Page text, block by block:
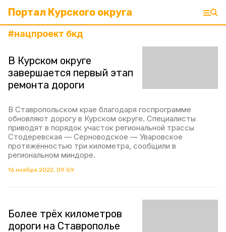
Портал Курского округа
#нацпроект бкд
В Курском округе
завершается первый этап
ремонта дороги
В Ставропольском крае благодаря госпрограмме
обновляют дорогу в Курском округе. Специалисты
приводят в порядок участок региональной трассы
Стодеревская — Серноводское — Уваровское
протяжённостью три километра, сообщили в
региональном миндоре.
16 ноября 2022, 09:59
Более трёх километров
дороги на Ставрополье